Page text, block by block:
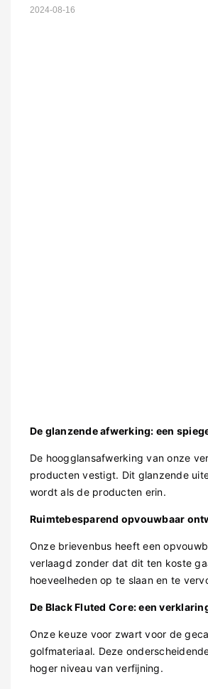
2024-08-16
De glanzende afwerking: een
De hoogglansafwerking van onze
producten vestigt. Dit glanzende
wordt als de producten erin.
Ruimtebesparend opvouwbaar
Onze brievenbus heeft een
verlaagd zonder dat dit ten koste
hoeveelheden op te slaan en te
De Black Fluted Core: een
Onze keuze voor zwart voor de
golfmateriaal. Deze
hoger niveau van verfijning.